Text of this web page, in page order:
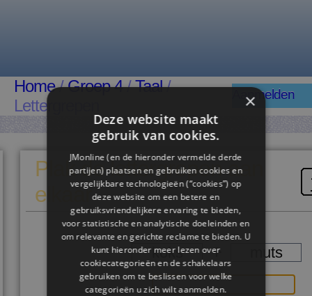
Home/Groep 4/Taal/
Lettergrepen
Aanmelden
Plak de lettergrepen aan
elkaar
koks muts
×
Deze website maakt
gebruik van cookies.
JMonline (en de hieronder vermelde derde
partijen) plaatsen en gebruiken cookies en
vergelijkbare technologieën (“cookies”) op
deze website om een ​​betere en
gebruiksvriendelijkere ervaring te bieden,
voor statistische en analytische doeleinden en
om relevante en gerichte reclame te bieden. U
kunt hieronder meer lezen over
cookiecategorieën en de schakelaars
gebruiken om te beslissen voor welke
categorieën u zich wilt aanmelden.